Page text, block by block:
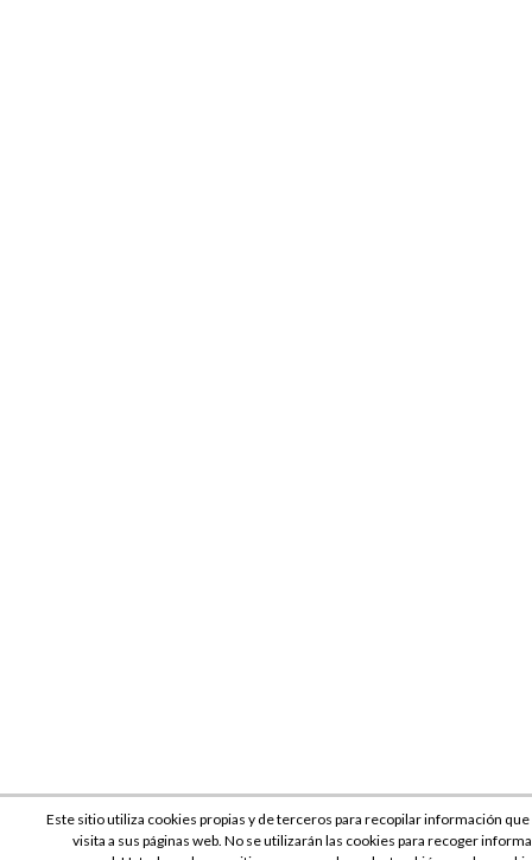
Este sitio utiliza cookies propias y de terceros para recopilar información que
visita a sus páginas web. No se utilizarán las cookies para recoger